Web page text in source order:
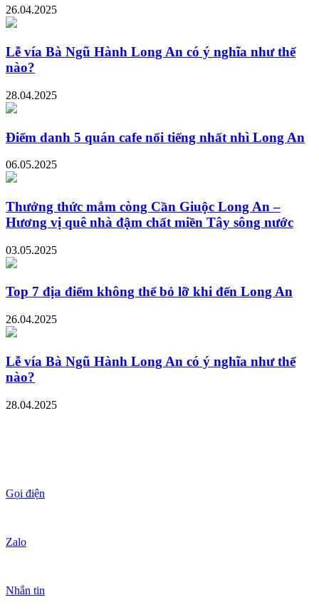
26.04.2025
Lễ vía Bà Ngũ Hành Long An có ý nghĩa như thế
nào?
28.04.2025
Điểm danh 5 quán cafe nổi tiếng nhất nhì Long An
06.05.2025
Thưởng thức mắm còng Cần Giuộc Long An –
Hương vị quê nhà đậm chất miền Tây sông nước
03.05.2025
Top 7 địa điểm không thể bỏ lỡ khi đến Long An
26.04.2025
Lễ vía Bà Ngũ Hành Long An có ý nghĩa như thế
nào?
28.04.2025
Gọi điện
Zalo
Nhắn tin